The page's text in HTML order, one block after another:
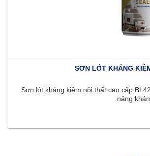
SƠN LÓT KHÁNG
Sơn lót kháng kiềm nội thất cao cấp
năng